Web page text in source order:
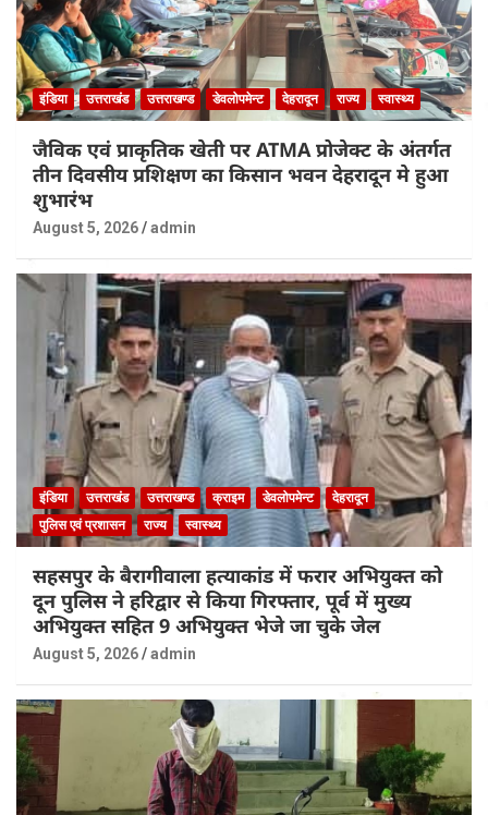
इंडिया उत्तराखंड उत्तराखण्ड डेवलोपमेन्ट देहरादून राज्य स्वास्थ्य
जैविक एवं प्राकृतिक खेती पर ATMA प्रोजेक्ट के अंतर्गत
तीन दिवसीय प्रशिक्षण का किसान भवन देहरादून मे हुआ
शुभारंभ
August 5, 2026 admin
इंडिया उत्तराखंड उत्तराखण्ड क्राइम डेवलोपमेन्ट
देहरादून
पुलिस एवं प्रशासन
राज्य स्वास्थ्य
सहसपुर के बैरागीवाला हत्याकांड में फरार अभियुक्त को
दून पुलिस ने हरिद्वार से किया गिरफ्तार, पूर्व में मुख्य
अभियुक्त सहित 9 अभियुक्त भेजे जा चुके जेल
August 5, 2026 admin